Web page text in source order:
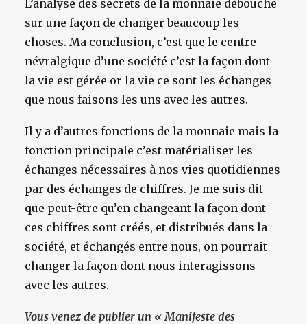
L’analyse des secrets de la monnaie débouche
sur une façon de changer beaucoup les
choses. Ma conclusion, c’est que le centre
névralgique d’une société c’est la façon dont
la vie est gérée or la vie ce sont les échanges
que nous faisons les uns avec les autres.
Il y a d’autres fonctions de la monnaie mais la
fonction principale c’est matérialiser les
échanges nécessaires à nos vies quotidiennes
par des échanges de chiffres. Je me suis dit
que peut-être qu’en changeant la façon dont
ces chiffres sont créés, et distribués dans la
société, et échangés entre nous, on pourrait
changer la façon dont nous interagissons
avec les autres.
Vous venez de publier un « Manifeste des